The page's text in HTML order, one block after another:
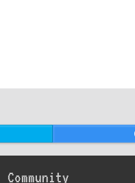
Community